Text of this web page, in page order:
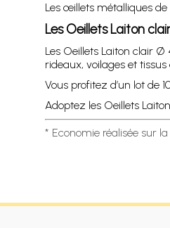
Les œillets métalliques
Les Oeillets Laiton
Les Oeillets Laiton clair
rideaux, voilages et tissus
Vous profitez d’un lot de
Adoptez les Oeillets
* Economie réalisée sur